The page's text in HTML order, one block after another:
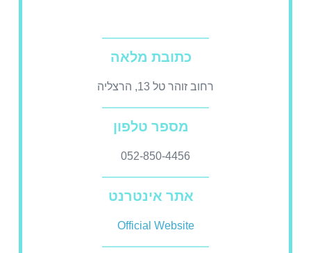
כתובת מלאה
רחוב זוהר טל 13, הרצליה
מספר טלפון
052-850-4456
אתר אינטרנט
Official Website